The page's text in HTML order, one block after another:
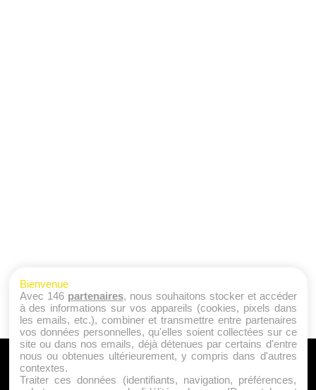
A PROPOS
Qui sommes nous ?
Bienvenue
Avec 146 partenaires, nous souhaitons stocker et accéder
à des informations sur vos appareils (cookies, pixels dans
les emails, etc.), combiner et transmettre entre partenaires
vos données personnelles, qu'elles soient collectées sur ce
site ou dans nos emails, déjà détenues par certains d'entre
nous ou obtenues ultérieurement, y compris dans d'autres
contextes.
Traiter ces données (identifiants, navigation, préférences,